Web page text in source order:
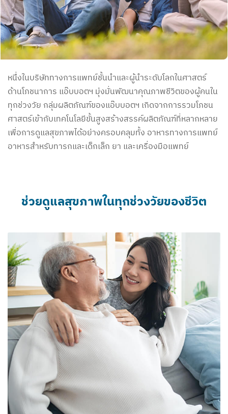
หนึ่งในบริษัททางการแพทย์ชั้นนำและผู้นำระดับโลกในศาสตร์
ด้านโภชนาการ แอ๊บบอตฯ มุ่งมั่นพัฒนาคุณภาพชีวิตของผู้คนใน
ทุกช่วงวัย กลุ่มผลิตภัณฑ์ของแอ๊บบอตฯ เกิดจากการรวมโภชน
ศาสตร์เข้ากับเทคโนโลยีขั้นสูงสร้างสรรค์ผลิตภัณฑ์ที่หลากหลาย
เพื่อการดูแลสุขภาพได้อย่างครอบคลุมทั้ง อาหารทางการแพทย์
อาหารสำหรับทารกและเด็กเล็ก ยา และเครื่องมือแพทย์
ช่วยดูแลสุขภาพในทุกช่วงวัยของชีวิต